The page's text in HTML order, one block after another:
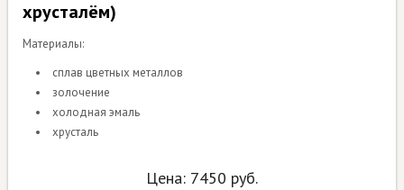
хрусталём)
Материалы:
сплав цветных металлов
золочение
холодная эмаль
хрусталь
Цена: 7450 руб.